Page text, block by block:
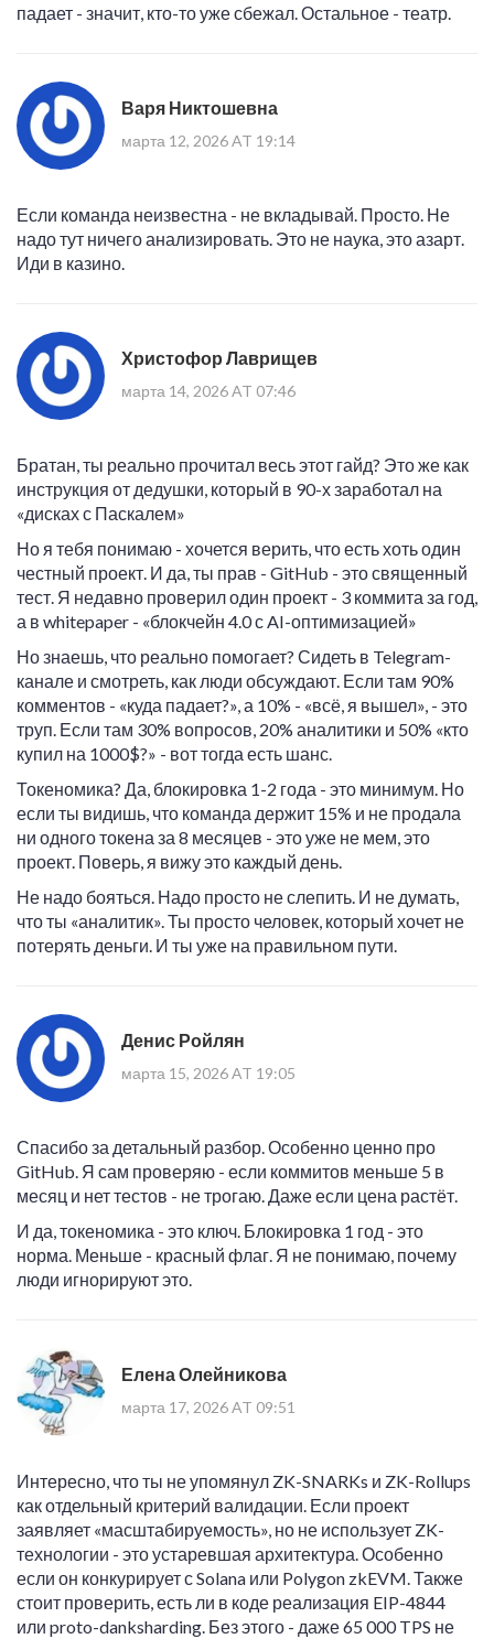
падает - значит, кто-то уже сбежал. Остальное - театр.
Варя Никтошевна
марта 12, 2026 AT 19:14
Если команда неизвестна - не вкладывай. Просто. Не
надо тут ничего анализировать. Это не наука, это азарт.
Иди в казино.
Христофор Лаврищев
марта 14, 2026 AT 07:46
Братан, ты реально прочитал весь этот гайд? Это же как
инструкция от дедушки, который в 90-х заработал на
«дисках с Паскалем»
Но я тебя понимаю - хочется верить, что есть хоть один
честный проект. И да, ты прав - GitHub - это священный
тест. Я недавно проверил один проект - 3 коммита за год,
а в whitepaper - «блокчейн 4.0 с AI-оптимизацией»
Но знаешь, что реально помогает? Сидеть в Telegram-
канале и смотреть, как люди обсуждают. Если там 90%
комментов - «куда падает?», а 10% - «всё, я вышел», - это
труп. Если там 30% вопросов, 20% аналитики и 50% «кто
купил на 1000$?» - вот тогда есть шанс.
Токеномика? Да, блокировка 1-2 года - это минимум. Но
если ты видишь, что команда держит 15% и не продала
ни одного токена за 8 месяцев - это уже не мем, это
проект. Поверь, я вижу это каждый день.
Не надо бояться. Надо просто не слепить. И не думать,
что ты «аналитик». Ты просто человек, который хочет не
потерять деньги. И ты уже на правильном пути.
Денис Ройлян
марта 15, 2026 AT 19:05
Спасибо за детальный разбор. Особенно ценно про
GitHub. Я сам проверяю - если коммитов меньше 5 в
месяц и нет тестов - не трогаю. Даже если цена растёт.
И да, токеномика - это ключ. Блокировка 1 год - это
норма. Меньше - красный флаг. Я не понимаю, почему
люди игнорируют это.
Елена Олейникова
марта 17, 2026 AT 09:51
Интересно, что ты не упомянул ZK-SNARKs и ZK-Rollups
как отдельный критерий валидации. Если проект
заявляет «масштабируемость», но не использует ZK-
технологии - это устаревшая архитектура. Особенно
если он конкурирует с Solana или Polygon zkEVM. Также
стоит проверить, есть ли в коде реализация EIP-4844
или proto-danksharding. Без этого - даже 65 000 TPS не